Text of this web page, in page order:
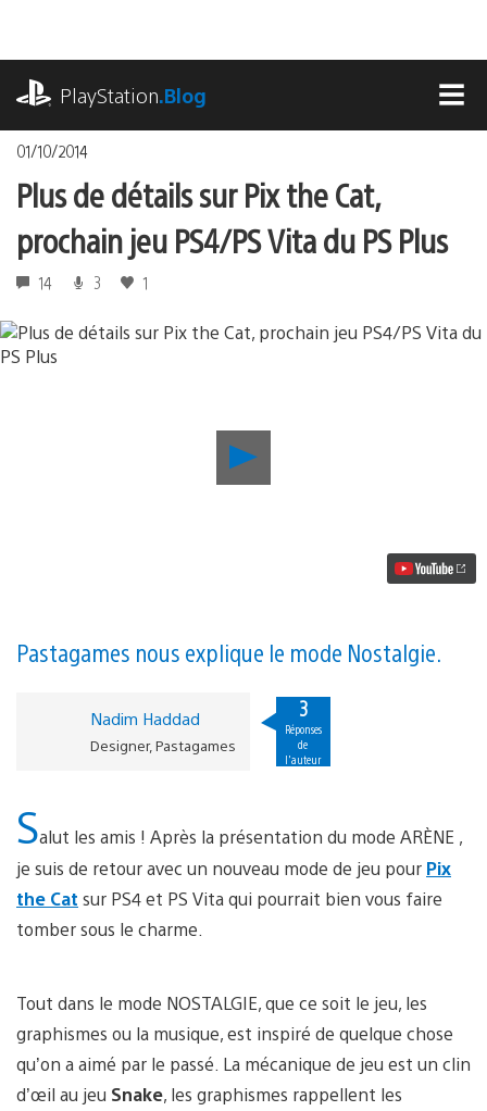
contenu
PlayStation.Blog
01/10/2014
Plus de détails sur Pix the Cat,
prochain jeu PS4/PS Vita du PS Plus
14 3 1
vidéo
prochain
jeu
du
Plus
Pastagames nous explique le mode Nostalgie.
Nadim Haddad
Designer, Pastagames
3
Réponses
de
l'auteur
Salut les amis ! Après la présentation du mode ARÈNE ,
je suis de retour avec un nouveau mode de jeu pour Pix
the Cat sur PS4 et PS Vita qui pourrait bien vous faire
tomber sous le charme.
Tout dans le mode NOSTALGIE, que ce soit le jeu, les
graphismes ou la musique, est inspiré de quelque chose
qu’on a aimé par le passé. La mécanique de jeu est un clin
d’œil au jeu Snake, les graphismes rappellent les